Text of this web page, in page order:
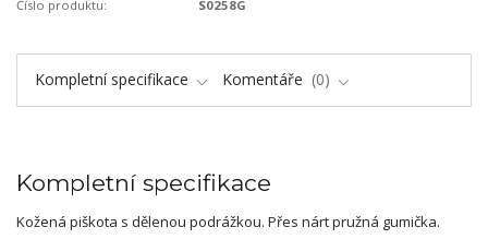
Číslo produktu: S0258G
Kompletní specifikace Komentáře 0
Kompletní specifikace
Kožená piškota s dělenou podrážkou. Přes nárt pružná gumička.